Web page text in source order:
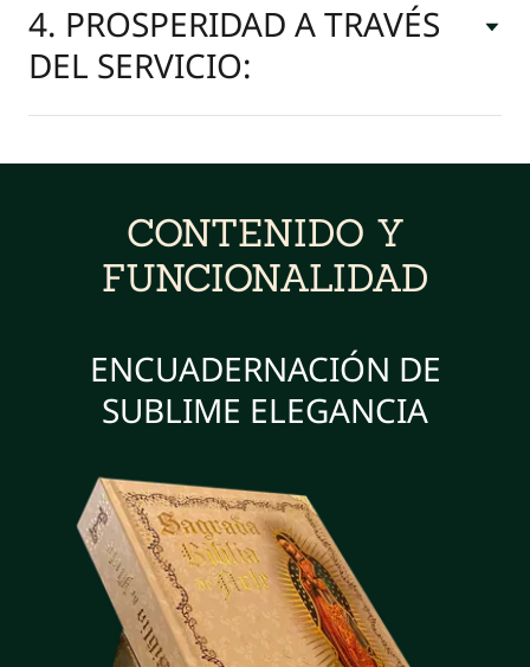
4. PROSPERIDAD A TRAVÉS
DEL SERVICIO:
CONTENIDO Y
FUNCIONALIDAD
ENCUADERNACIÓN DE
SUBLIME ELEGANCIA